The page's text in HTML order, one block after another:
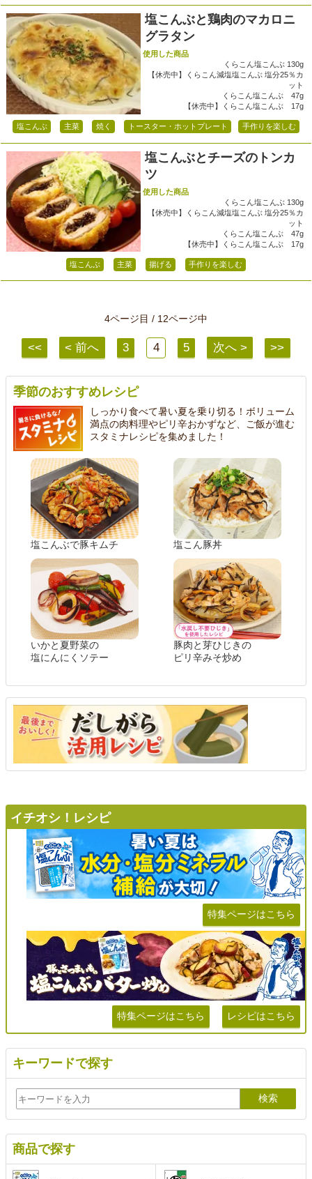
塩こんぶと鶏肉のマカロニ
グラタン
使用した商品
くらこん塩こんぶ 130g
【休売中】くらこん減塩塩こんぶ 塩分25％カ
ット
くらこん塩こんぶ 47g
【休売中】くらこん塩こんぶ 17g
塩こんぶ 主菜 焼く トースター・ホットプレート 手作りを楽しむ
塩こんぶとチーズのトンカ
ツ
使用した商品
くらこん塩こんぶ 130g
【休売中】くらこん減塩塩こんぶ 塩分25％カ
ット
くらこん塩こんぶ 47g
【休売中】くらこん塩こんぶ 17g
塩こんぶ 主菜 揚げる 手作りを楽しむ
4ページ目 / 12ページ中
<< < 前へ 3 4 5 次へ > >>
季節のおすすめレシピ
しっかり食べて暑い夏を乗り切る！ボリューム
満点の肉料理やピリ辛おかずなど、ご飯が進む
スタミナレシピを集めました！
塩こんぶで豚キムチ 塩こん豚丼
いかと夏野菜の
塩にんにくソテー
豚肉と芽ひじきの
ピリ辛みそ炒め
イチオシ！レシピ
特集ページはこちら
特集ページはこちら レシピはこちら
キーワードで探す
商品で探す